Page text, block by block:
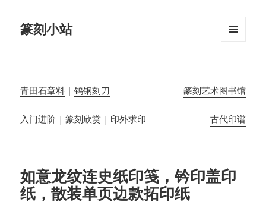
篆刻小站
青田石章料 |钨钢刻刀 篆刻艺术图书馆
入门进阶 |篆刻欣赏 | 印外求印 古代印谱
如意龙纹连史纸印笺，钤印盖印
纸，散装单页边款拓印纸